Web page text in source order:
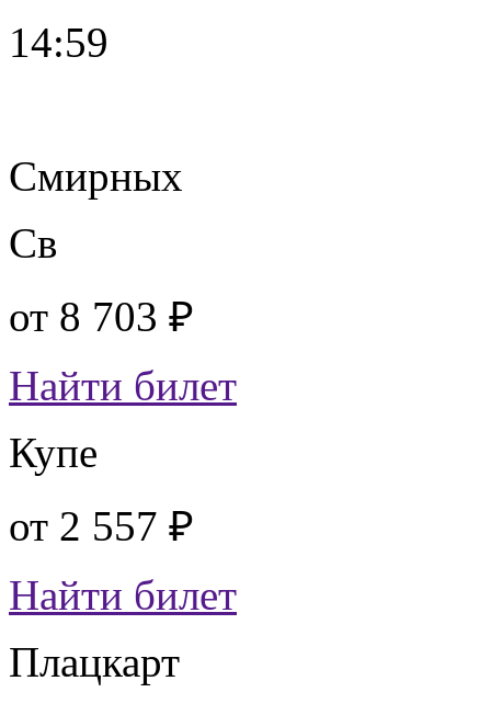
14:59
Смирных
Св
от 8 703 ₽
Найти билет
Купе
от 2 557 ₽
Найти билет
Плацкарт